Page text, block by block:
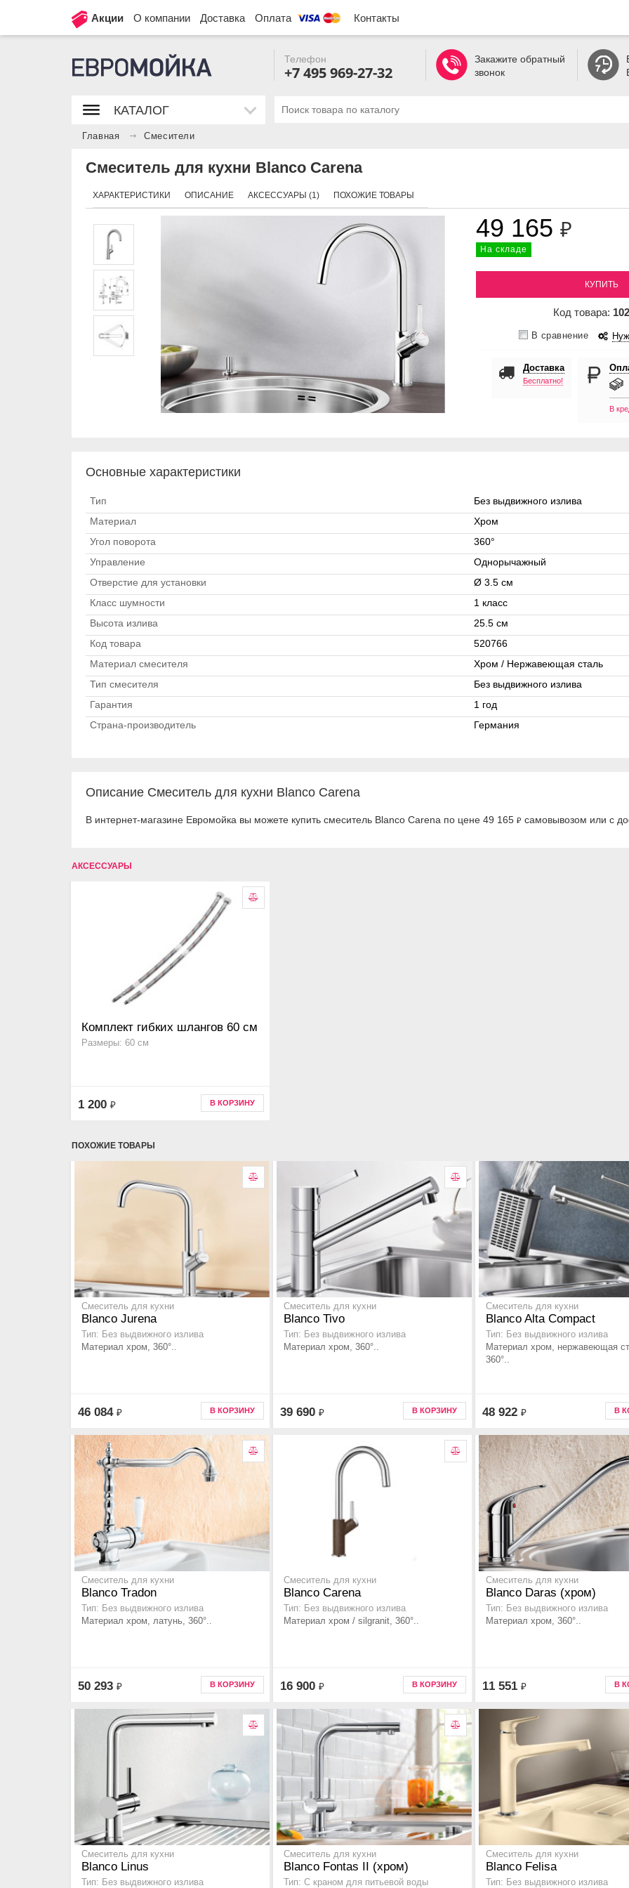
Акции О компании Доставка Оплата Контакты
Телефон
+7 495 969-27-32
Закажите обратный
звонок
КАТАЛОГ
Главная Смесители
Смеситель для кухни Blanco Carena
ХАРАКТЕРИСТИКИ ОПИСАНИЕ АКСЕССУАРЫ (1) ПОХОЖИЕ ТОВАРЫ
49 165 ₽
На складе
КУПИТЬ
Код товара: 102
В сравнение
Доставка
Бесплатно!
В
Основные характеристики
Тип
Без выдвижного излива
Материал
Хром
Угол поворота
360°
Управление
Однорычажный
Отверстие для установки
Ø 3.5 см
Класс шумности
1 класс
Высота излива
25.5 см
Код товара
520766
Материал смесителя
Хром / Нержавеющая сталь
Тип смесителя
Без выдвижного излива
Гарантия
1 год
Страна-производитель
Германия
Описание Смеситель для кухни Blanco Carena
В интернет-магазине Евромойка вы можете купить смеситель Blanco Carena по цене 49 165 ₽ самовывозом или с
АКСЕССУАРЫ
Комплект гибких шлангов 60 см
Размеры: 60 см
1 200 ₽ В КОРЗИНУ
ПОХОЖИЕ ТОВАРЫ
Смеситель для кухни
Blanco Jurena
Тип: Без выдвижного излива
Материал хром, 360°..
46 084 ₽ В КОРЗИНУ
Смеситель для кухни
Blanco Tivo
Тип: Без выдвижного излива
Материал хром, 360°..
39 690 ₽ В КОРЗИНУ
Смеситель для кухни
Blanco Alta Compact
Тип: Без выдвижного излива
Материал хром, нержавеющая
360°..
48 922 ₽ В
Смеситель для кухни
Blanco Tradon
Тип: Без выдвижного излива
Материал хром, латунь, 360°..
50 293 ₽ В КОРЗИНУ
Смеситель для кухни
Blanco Carena
Тип: Без выдвижного излива
Материал хром / silgranit, 360°..
16 900 ₽ В КОРЗИНУ
Смеситель для кухни
Blanco Daras (хром)
Тип: Без выдвижного излива
Материал хром, 360°..
11 551 ₽ В
Смеситель для кухни
Blanco Linus
Тип: Без выдвижного излива
Смеситель для кухни
Blanco Fontas II (хром)
Тип: С краном для питьевой воды
Смеситель для кухни
Blanco Felisa
Тип: Без выдвижного излива